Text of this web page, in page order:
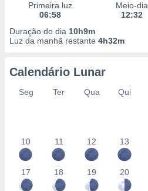
Primeira luz
06:58
Meio-dia
12:32
Duração do dia 10h9m
Luz da manhã restante 4h32m
Calendário Lunar
Seg Ter Qua Qui
10 11 12 13
17 18 19 20